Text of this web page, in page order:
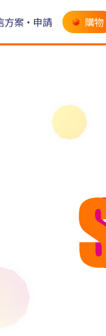
方案•申請 購物